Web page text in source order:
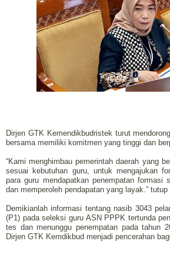
Dirjen GTK Kemendikbudristek turut
bersama memiliki komitmen yang tinggi dan
“Kami menghimbau pemerintah daerah yang
sesuai kebutuhan guru, untuk mengajukan
para guru mendapatkan penempatan formasi
dan memperoleh pendapatan yang layak.” tutup
Demikianlah informasi tentang nasib 3043
(P1) pada seleksi guru ASN PPPK tertunda
tes dan menunggu penempatan pada tahun
Dirjen GTK Kemdikbud menjadi pencerahan